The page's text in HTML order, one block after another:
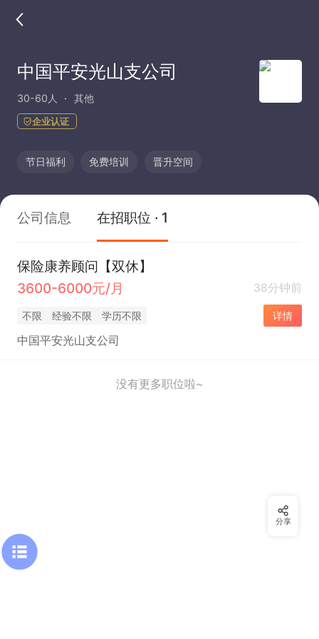
中国平安光山支公司
30-60人 其他
企业认证
节日福利 免费培训 晋升空间
公司信息 在招职位 · 1
保险康养顾问【双休】
3600-6000元/月
38分钟前
不限 经验不限 学历不限 详情
中国平安光山支公司
没有更多职位啦~
分享